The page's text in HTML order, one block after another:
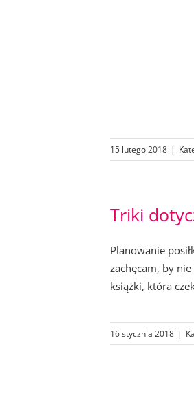
15 lutego 2018 |
Triki
Planowanie
zachęcam, by
książki, która
16 stycznia 2018 |